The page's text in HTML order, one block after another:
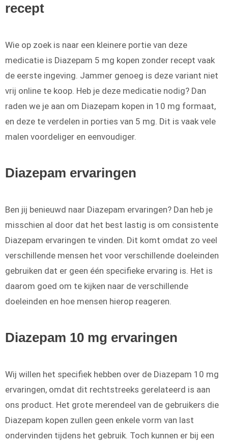
recept
Wie op zoek is naar een kleinere portie van deze
medicatie is Diazepam 5 mg kopen zonder recept vaak
de eerste ingeving. Jammer genoeg is deze variant niet
vrij online te koop. Heb je deze medicatie nodig? Dan
raden we je aan om Diazepam kopen in 10 mg formaat,
en deze te verdelen in porties van 5 mg. Dit is vaak vele
malen voordeliger en eenvoudiger.
Diazepam ervaringen
Ben jij benieuwd naar Diazepam ervaringen? Dan heb je
misschien al door dat het best lastig is om consistente
Diazepam ervaringen te vinden. Dit komt omdat zo veel
verschillende mensen het voor verschillende doeleinden
gebruiken dat er geen één specifieke ervaring is. Het is
daarom goed om te kijken naar de verschillende
doeleinden en hoe mensen hierop reageren.
Diazepam 10 mg ervaringen
Wij willen het specifiek hebben over de Diazepam 10 mg
ervaringen, omdat dit rechtstreeks gerelateerd is aan
ons product. Het grote merendeel van de gebruikers die
Diazepam kopen zullen geen enkele vorm van last
ondervinden tijdens het gebruik. Toch kunnen er bij een